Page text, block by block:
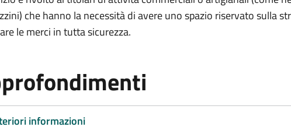
che hanno la necessità di avere uno spazio riservato sulla
le merci in tutta sicurezza.
informazioni